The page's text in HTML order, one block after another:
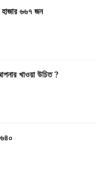
৬৬৭ জন
খাওয়া উচিত ?